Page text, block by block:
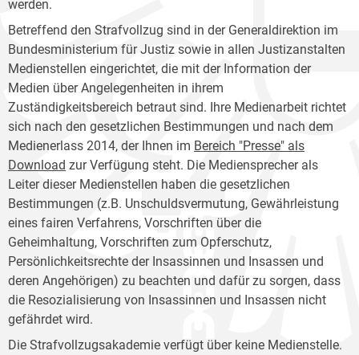
werden.
Betreffend den Strafvollzug sind in der Generaldirektion im
Bundesministerium für Justiz sowie in allen Justizanstalten
Medienstellen eingerichtet, die mit der Information der
Medien über Angelegenheiten in ihrem
Zuständigkeitsbereich betraut sind. Ihre Medienarbeit richtet
sich nach den gesetzlichen Bestimmungen und nach dem
Medienerlass 2014, der Ihnen im Bereich "Presse" als
Download zur Verfügung steht. Die Mediensprecher als
Leiter dieser Medienstellen haben die gesetzlichen
Bestimmungen (z.B. Unschuldsvermutung, Gewährleistung
eines fairen Verfahrens, Vorschriften über die
Geheimhaltung, Vorschriften zum Opferschutz,
Persönlichkeitsrechte der Insassinnen und Insassen und
deren Angehörigen) zu beachten und dafür zu sorgen, dass
die Resozialisierung von Insassinnen und Insassen nicht
gefährdet wird.
Die Strafvollzugsakademie verfügt über keine Medienstelle.